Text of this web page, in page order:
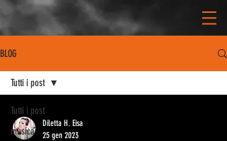
BLOG
Tutti i post
musica
Tutti i post
Diletta H. Eisa
25 gen 2023